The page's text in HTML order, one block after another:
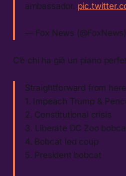
ambassador.
— Fox News (@FoxNews)
C’è chi ha già un piano
Straightforward from here
1. Impeach Trump &
2. Constitutional crisis
3. Liberate DC Zoo
4. Bobcat led coup
5. President bobcat